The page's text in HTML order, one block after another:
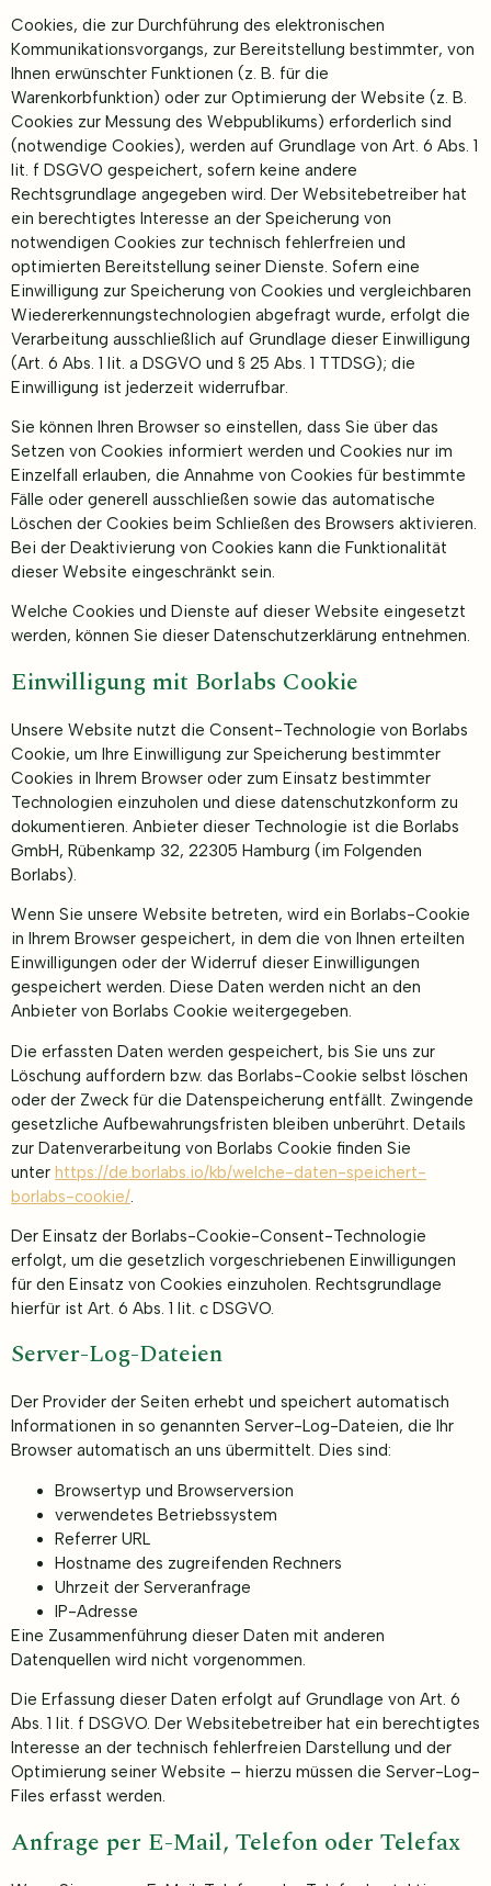
Cookies, die zur Durchführung des elektronischen
Kommunikationsvorgangs, zur Bereitstellung bestimmter, von
Ihnen erwünschter Funktionen (z. B. für die
Warenkorbfunktion) oder zur Optimierung der Website (z. B.
Cookies zur Messung des Webpublikums) erforderlich sind
(notwendige Cookies), werden auf Grundlage von Art. 6 Abs. 1
lit. f DSGVO gespeichert, sofern keine andere
Rechtsgrundlage angegeben wird. Der Websitebetreiber hat
ein berechtigtes Interesse an der Speicherung von
notwendigen Cookies zur technisch fehlerfreien und
optimierten Bereitstellung seiner Dienste. Sofern eine
Einwilligung zur Speicherung von Cookies und vergleichbaren
Wiedererkennungstechnologien abgefragt wurde, erfolgt die
Verarbeitung ausschließlich auf Grundlage dieser Einwilligung
(Art. 6 Abs. 1 lit. a DSGVO und § 25 Abs. 1 TTDSG); die
Einwilligung ist jederzeit widerrufbar.
Sie können Ihren Browser so einstellen, dass Sie über das
Setzen von Cookies informiert werden und Cookies nur im
Einzelfall erlauben, die Annahme von Cookies für bestimmte
Fälle oder generell ausschließen sowie das automatische
Löschen der Cookies beim Schließen des Browsers aktivieren.
Bei der Deaktivierung von Cookies kann die Funktionalität
dieser Website eingeschränkt sein.
Welche Cookies und Dienste auf dieser Website eingesetzt
werden, können Sie dieser Datenschutzerklärung entnehmen.
Einwilligung mit Borlabs Cookie
Unsere Website nutzt die Consent-Technologie von Borlabs
Cookie, um Ihre Einwilligung zur Speicherung bestimmter
Cookies in Ihrem Browser oder zum Einsatz bestimmter
Technologien einzuholen und diese datenschutzkonform zu
dokumentieren. Anbieter dieser Technologie ist die Borlabs
GmbH, Rübenkamp 32, 22305 Hamburg (im Folgenden
Borlabs).
Wenn Sie unsere Website betreten, wird ein Borlabs-Cookie
in Ihrem Browser gespeichert, in dem die von Ihnen erteilten
Einwilligungen oder der Widerruf dieser Einwilligungen
gespeichert werden. Diese Daten werden nicht an den
Anbieter von Borlabs Cookie weitergegeben.
Die erfassten Daten werden gespeichert, bis Sie uns zur
Löschung auffordern bzw. das Borlabs-Cookie selbst löschen
oder der Zweck für die Datenspeicherung entfällt. Zwingende
gesetzliche Aufbewahrungsfristen bleiben unberührt. Details
zur Datenverarbeitung von Borlabs Cookie finden Sie
unter https://de.borlabs.io/kb/welche-daten-speichert-
borlabs-cookie/
Der Einsatz der Borlabs-Cookie-Consent-Technologie
erfolgt, um die gesetzlich vorgeschriebenen Einwilligungen
für den Einsatz von Cookies einzuholen. Rechtsgrundlage
hierfür ist Art. 6 Abs. 1 lit. c DSGVO.
Server-Log-Dateien
Der Provider der Seiten erhebt und speichert automatisch
Informationen in so genannten Server-Log-Dateien, die Ihr
Browser automatisch an uns übermittelt. Dies sind:
Browsertyp und Browserversion
verwendetes Betriebssystem
Referrer URL
Hostname des zugreifenden Rechners
Uhrzeit der Serveranfrage
IP-Adresse
Eine Zusammenführung dieser Daten mit anderen
Datenquellen wird nicht vorgenommen.
Die Erfassung dieser Daten erfolgt auf Grundlage von Art. 6
Abs. 1 lit. f DSGVO. Der Websitebetreiber hat ein berechtigtes
Interesse an der technisch fehlerfreien Darstellung und der
Optimierung seiner Website – hierzu müssen die Server-Log-
Files erfasst werden.
Anfrage per E-Mail, Telefon oder Telefax